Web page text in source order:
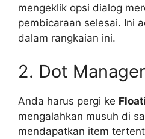
mengeklik opsi dialog
pembicaraan selesai. Ini
dalam rangkaian ini.
2. Dot Manager
Anda harus pergi ke
mengalahkan musuh di
mendapatkan item